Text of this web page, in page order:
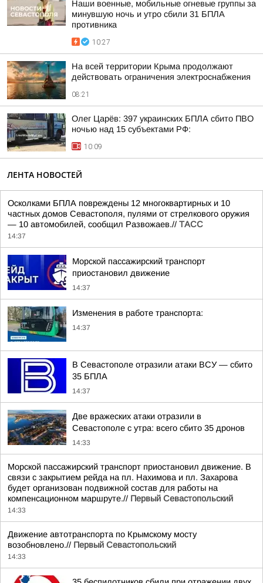
Наши военные, мобильные огневые группы за
минувшую ночь и утро сбили 31 БПЛА
противника
10:27
На всей территории Крыма продолжают
действовать ограничения электроснабжения
08:21
Олег Царёв: 397 украинских БПЛА сбито ПВО
ночью над 15 субъектами РФ:
10:09
ЛЕНТА НОВОСТЕЙ
Осколками БПЛА повреждены 12 многоквартирных и 10
частных домов Севастополя, пулями от стрелкового оружия
— 10 автомобилей, сообщил Развожаев.// ТАСС
14:37
Морской пассажирский транспорт
приостановил движение
14:37
Изменения в работе транспорта:
14:37
В Севастополе отразили атаки ВСУ — сбито
35 БПЛА
14:37
Две вражеских атаки отразили в
Севастополе с утра: всего сбито 35 дронов
14:33
Морской пассажирский транспорт приостановил движение. В
связи с закрытием рейда на пл. Нахимова и пл. Захарова
будет организован подвижной состав для работы на
компенсационном маршруте.// Первый Севастопольский
14:33
Движение автотранспорта по Крымскому мосту
возобновлено.// Первый Севастопольский
14:33